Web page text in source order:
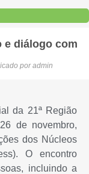
e diálogo com
poradmin
da 21ª Região
de novembro,
dos Núcleos
O encontro
incluindo a